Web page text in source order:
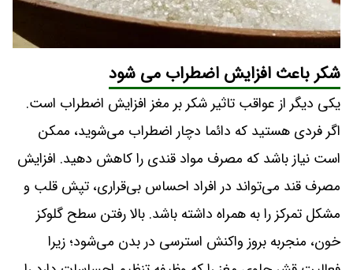
شکر باعث افزایش اضطراب می شود
یکی دیگر از عواقب تاثیر شکر بر مغز افزایش اضطراب است.
اگر فردی هستید که دائما دچار اضطراب می‌شوید، ممکن
است نیاز باشد که مصرف مواد قندی را کاهش دهید. افزایش
مصرف قند می‌تواند در افراد احساس بی‌قراری، تپش قلب و
مشکل تمرکز را به همراه داشته باشد. بالا رفتن سطح گلوکز
خون، منجربه بروز واکنش استرسی در بدن می‌شود؛ زیرا